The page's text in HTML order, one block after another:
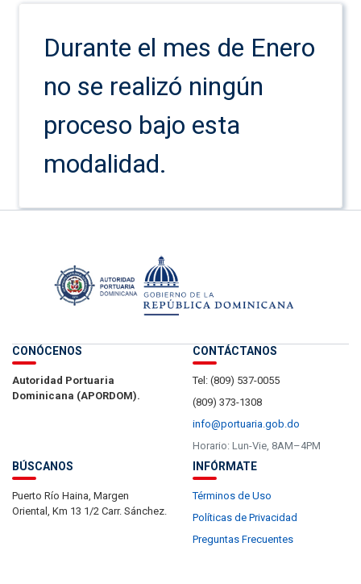
Durante el mes de Enero
no se realizó ningún
proceso bajo esta
modalidad.
CONÓCENOS
Autoridad Portuaria
Dominicana (APORDOM).
CONTÁCTANOS
Tel: (809) 537-0055
(809) 373-1308
info@portuaria.gob.do
Horario: Lun-Vie, 8AM–4PM
BÚSCANOS
Puerto Río Haina, Margen
Oriental, Km 13 1/2 Carr. Sánchez.
INFÓRMATE
Términos de Uso
Políticas de Privacidad
Preguntas Frecuentes